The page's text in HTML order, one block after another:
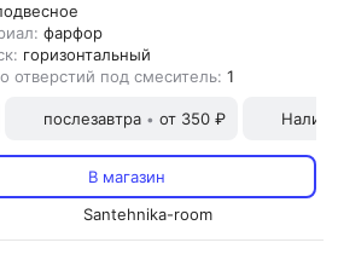
фарфор
горизонтальный
отверстий под смеситель: 1
послезавтра • от 350 ₽
В магазин
Santehnika-room